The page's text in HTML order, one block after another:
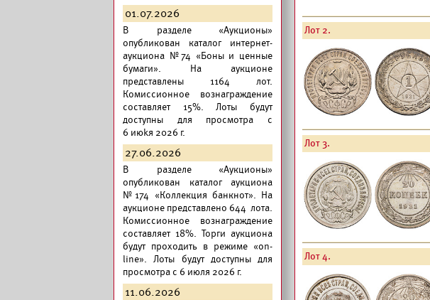
01.07.2026
В разделе «Аукционы»
опубликован каталог интернет-
аукциона №74 «Боны и ценные
бумаги». На аукционе
представлены 1164 лот.
Комиссионное вознаграждение
составляет 15%. Лоты будут
доступны для просмотра с
6 июkя 2026 г.
27.06.2026
В разделе «Аукционы»
опубликован каталог аукциона
№174 «Коллекция банкнот». На
аукционе представлено 644 лота.
Комиссионное вознаграждение
составляет 18%. Торги аукциона
будут проходить в режиме «on-
line». Лоты будут доступны для
просмотра с 6 июля 2026 г.
11.06.2026
Лот 2.
Лот 3.
Лот 4.